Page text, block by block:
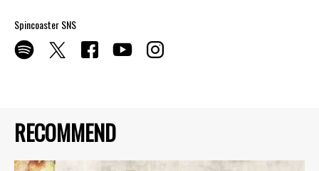
RECOMMEND
Spincoaster SNS